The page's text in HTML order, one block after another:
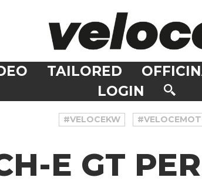
TAILORED
LOGIN
#VELOCEKW
E GT